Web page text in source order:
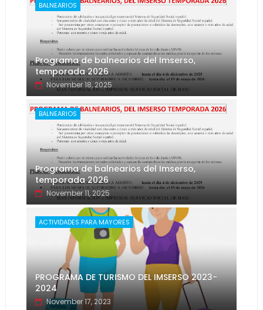
BALNEARIOS
Programa de balnearios del Imserso,
temporada 2026
November 18, 2025
BALNEARIOS
Programa de balnearios del Imserso,
temporada 2026
November 11, 2025
ACTIVIDADES PARA MAYORES
PROGRAMA DE TURISMO DEL IMSERSO 2023-
2024
November 17, 2023